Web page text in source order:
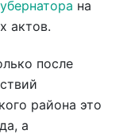
на
актов.
после
района это
а